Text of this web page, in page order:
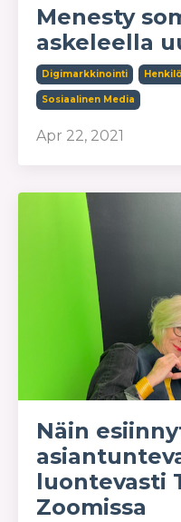
Menesty
askeleella
Digimarkkinointi
Sosiaalinen Media
Apr 22, 2021
Näin
luontevasti
Zoomissa